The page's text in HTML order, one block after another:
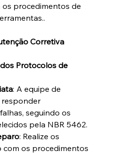
os procedimentos de
Corretiva
Protocolos de
: A equipe de
responder
seguindo os
pela NBR 5462.
: Realize os
com os procedimentos